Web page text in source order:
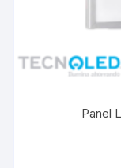
Panel